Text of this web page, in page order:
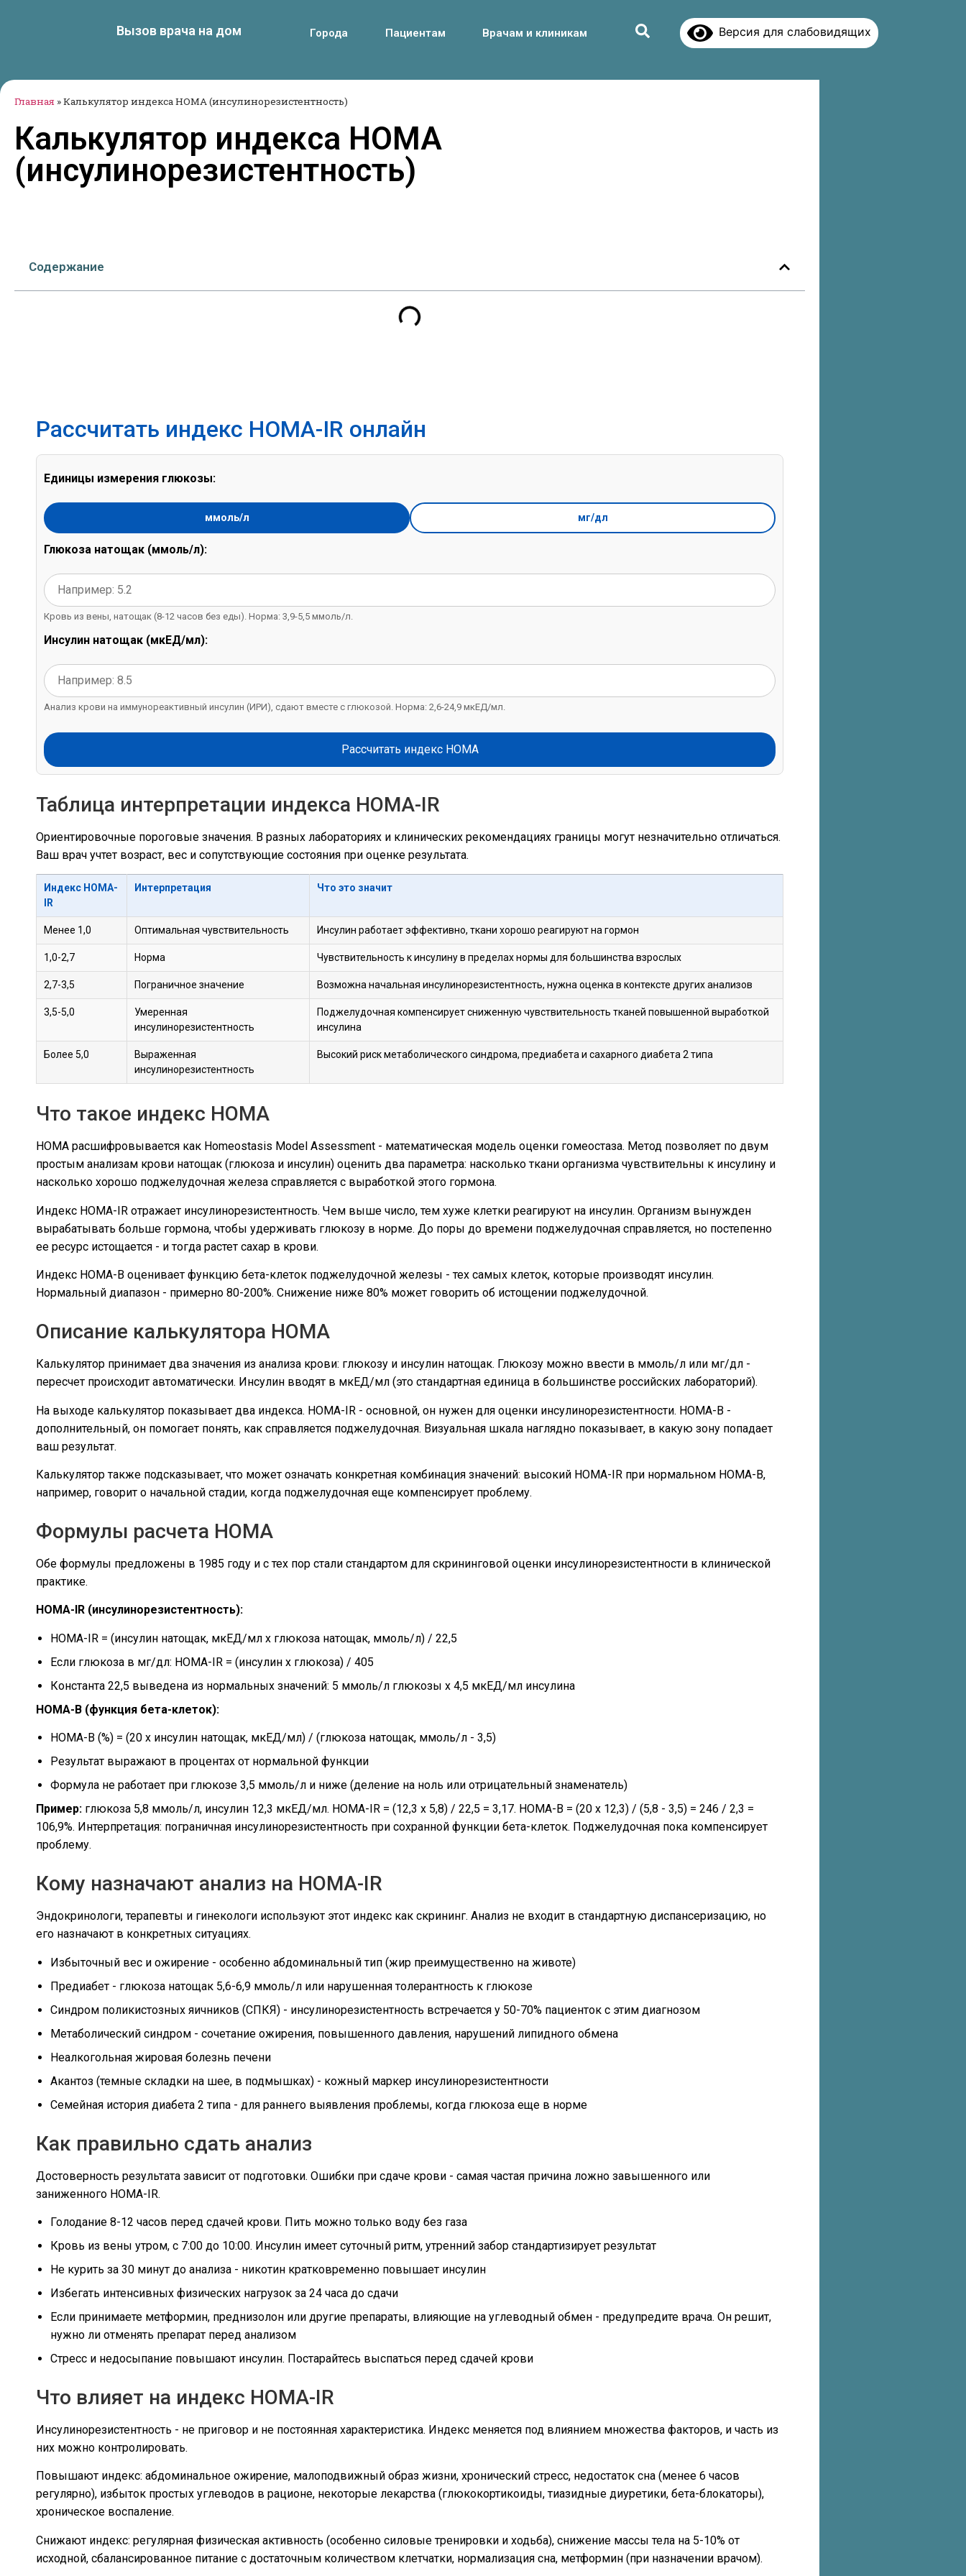
Вызов врача на дом Города Пациентам Врачам и клиникам Версия для слабовидящих
Главная »Калькулятор индекса HOMA (инсулинорезистентность)
Калькулятор индекса HOMA
(инсулинорезистентность)
Содержание
Рассчитать индекс HOMA-IR онлайн
Единицы измерения глюкозы:
ммоль/л мг/дл
Глюкоза натощак (ммоль/л):
Кровь из вены, натощак (8-12 часов без еды). Норма: 3,9-5,5 ммоль/л.
Инсулин натощак (мкЕД/мл):
Анализ крови на иммунореактивный инсулин (ИРИ), сдают вместе с глюкозой. Норма: 2,6-24,9 мкЕД/мл.
Рассчитать индекс HOMA
Таблица интерпретации индекса HOMA-IR
Ориентировочные пороговые значения. В разных лабораториях и клинических рекомендациях границы могут незначительно отличаться.
Ваш врач учтет возраст, вес и сопутствующие состояния при оценке результата.
Индекс HOMA-
IR
Интерпретация Что это значит
Менее 1,0 Оптимальная чувствительность Инсулин работает эффективно, ткани хорошо реагируют на гормон
1,0-2,7 Норма Чувствительность к инсулину в пределах нормы для большинства взрослых
2,7-3,5 Пограничное значение Возможна начальная инсулинорезистентность, нужна оценка в контексте других анализов
3,5-5,0
Умеренная
инсулинорезистентность
Поджелудочная компенсирует сниженную чувствительность тканей повышенной выработкой
инсулина
Более 5,0
Выраженная
инсулинорезистентность
Высокий риск метаболического синдрома, предиабета и сахарного диабета 2 типа
Что такое индекс HOMA
HOMA расшифровывается как Homeostasis Model Assessment - математическая модель оценки гомеостаза. Метод позволяет по двум
простым анализам крови натощак (глюкоза и инсулин) оценить два параметра: насколько ткани организма чувствительны к инсулину и
насколько хорошо поджелудочная железа справляется с выработкой этого гормона.
Индекс HOMA-IR отражает инсулинорезистентность. Чем выше число, тем хуже клетки реагируют на инсулин. Организм вынужден
вырабатывать больше гормона, чтобы удерживать глюкозу в норме. До поры до времени поджелудочная справляется, но постепенно
ее ресурс истощается - и тогда растет сахар в крови.
Индекс HOMA-B оценивает функцию бета-клеток поджелудочной железы - тех самых клеток, которые производят инсулин.
Нормальный диапазон - примерно 80-200%. Снижение ниже 80% может говорить об истощении поджелудочной.
Описание калькулятора HOMA
Калькулятор принимает два значения из анализа крови: глюкозу и инсулин натощак. Глюкозу можно ввести в ммоль/л или мг/дл -
пересчет происходит автоматически. Инсулин вводят в мкЕД/мл (это стандартная единица в большинстве российских лабораторий).
На выходе калькулятор показывает два индекса. HOMA-IR - основной, он нужен для оценки инсулинорезистентности. HOMA-B -
дополнительный, он помогает понять, как справляется поджелудочная. Визуальная шкала наглядно показывает, в какую зону попадает
ваш результат.
Калькулятор также подсказывает, что может означать конкретная комбинация значений: высокий HOMA-IR при нормальном HOMA-B,
например, говорит о начальной стадии, когда поджелудочная еще компенсирует проблему.
Формулы расчета HOMA
Обе формулы предложены в 1985 году и с тех пор стали стандартом для скрининговой оценки инсулинорезистентности в клинической
практике.
HOMA-IR (инсулинорезистентность):
HOMA-IR = (инсулин натощак, мкЕД/мл x глюкоза натощак, ммоль/л) / 22,5
Если глюкоза в мг/дл: HOMA-IR = (инсулин x глюкоза) / 405
Константа 22,5 выведена из нормальных значений: 5 ммоль/л глюкозы x 4,5 мкЕД/мл инсулина
HOMA-B (функция бета-клеток):
HOMA-B (%) = (20 x инсулин натощак, мкЕД/мл) / (глюкоза натощак, ммоль/л - 3,5)
Результат выражают в процентах от нормальной функции
Формула не работает при глюкозе 3,5 ммоль/л и ниже (деление на ноль или отрицательный знаменатель)
Пример: глюкоза 5,8 ммоль/л, инсулин 12,3 мкЕД/мл. HOMA-IR = (12,3 x 5,8) / 22,5 = 3,17. HOMA-B = (20 x 12,3) / (5,8 - 3,5) = 246 / 2,3 =
106,9%. Интерпретация: пограничная инсулинорезистентность при сохранной функции бета-клеток. Поджелудочная пока компенсирует
проблему.
Кому назначают анализ на HOMA-IR
Эндокринологи, терапевты и гинекологи используют этот индекс как скрининг. Анализ не входит в стандартную диспансеризацию, но
его назначают в конкретных ситуациях.
Избыточный вес и ожирение - особенно абдоминальный тип (жир преимущественно на животе)
Предиабет - глюкоза натощак 5,6-6,9 ммоль/л или нарушенная толерантность к глюкозе
Синдром поликистозных яичников (СПКЯ) - инсулинорезистентность встречается у 50-70% пациенток с этим диагнозом
Метаболический синдром - сочетание ожирения, повышенного давления, нарушений липидного обмена
Неалкогольная жировая болезнь печени
Акантоз (темные складки на шее, в подмышках) - кожный маркер инсулинорезистентности
Семейная история диабета 2 типа - для раннего выявления проблемы, когда глюкоза еще в норме
Как правильно сдать анализ
Достоверность результата зависит от подготовки. Ошибки при сдаче крови - самая частая причина ложно завышенного или
заниженного HOMA-IR.
Голодание 8-12 часов перед сдачей крови. Пить можно только воду без газа
Кровь из вены утром, с 7:00 до 10:00. Инсулин имеет суточный ритм, утренний забор стандартизирует результат
Не курить за 30 минут до анализа - никотин кратковременно повышает инсулин
Избегать интенсивных физических нагрузок за 24 часа до сдачи
Если принимаете метформин, преднизолон или другие препараты, влияющие на углеводный обмен - предупредите врача. Он решит,
нужно ли отменять препарат перед анализом
Стресс и недосыпание повышают инсулин. Постарайтесь выспаться перед сдачей крови
Что влияет на индекс HOMA-IR
Инсулинорезистентность - не приговор и не постоянная характеристика. Индекс меняется под влиянием множества факторов, и часть из
них можно контролировать.
Повышают индекс: абдоминальное ожирение, малоподвижный образ жизни, хронический стресс, недостаток сна (менее 6 часов
регулярно), избыток простых углеводов в рационе, некоторые лекарства (глюкокортикоиды, тиазидные диуретики, бета-блокаторы),
хроническое воспаление.
Снижают индекс: регулярная физическая активность (особенно силовые тренировки и ходьба), снижение массы тела на 5-10% от
исходной, сбалансированное питание с достаточным количеством клетчатки, нормализация сна, метформин (при назначении врачом).